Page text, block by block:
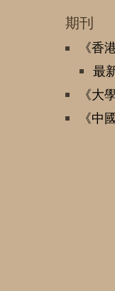
期刊
《香
最
《大
《中